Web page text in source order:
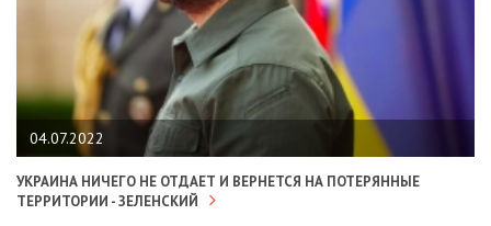
04.07.2022
УКРАИНА НИЧЕГО НЕ ОТДАЕТ И ВЕРНЕТСЯ НА ПОТЕРЯННЫЕ
ТЕРРИТОРИИ - ЗЕЛЕНСКИЙ